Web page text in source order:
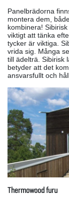
Panelbrädorna
montera dem,
kombinera!
viktigt att tänka
tycker är viktiga.
vrida sig. Många
till ädelträ. Sibirisk
betyder att det
ansvarsfullt och
Thermowood furu